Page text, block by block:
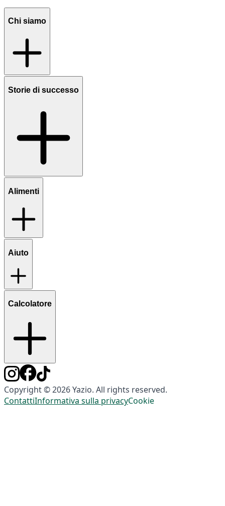
Chi siamo
Storie di successo
Alimenti
Aiuto
Calcolatore
Copyright © 2026 Yazio. All rights reserved.
ContattiInformativa sulla privacyCookie